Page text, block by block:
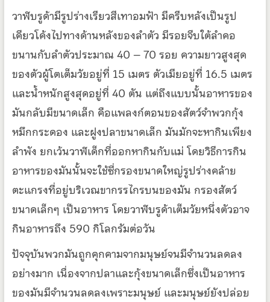
วาฬบรูด้ามีรูปร่างเรียวสีเทาอมฟ้า มีครีบหลังเป็นรูป
เคียวโค้งไปทางด้านหลังของลำตัว มีรอยจีบใต้ลำคอ
ขนานกับลำตัวประมาณ 40 – 70 รอย ความยาวสูงสุด
ของตัวผู้โตเต็มวัยอยู่ที่ 15 เมตร ตัวเมียอยู่ที่ 16.5 เมตร
และน้ำหนักสูงสุดอยู่ที่ 40 ตัน แต่ถึงแบบนั้นอาหารของ
มันกลับมีขนาดเล็ก คือแพลงก์ตอนของสัตว์จำพวกกุ้ง
หมึกกระดอง และฝูงปลาขนาดเล็ก มันมักจะหากินเพียง
ลำพัง ยกเว้นวาฬเด็กที่ออกหากินกับแม่ โดยวิธีการกิน
อาหารของมันนั้นจะใช้ซี่กรองขนาดใหญ่รูปร่างคล้าย
ตะแกรงที่อยู่บริเวณขากรรไกรบนของมัน กรองสัตว์
ขนาดเล็กๆ เป็นอาหาร โดยวาฬบรูด้าเต็มวัยหนึ่งตัวอาจ
กินอาหารถึง 590 กิโลกรัมต่อวัน
ปัจจุบันพวกมันถูกคุกคามจากมนุษย์จนมีจำนวนลดลง
อย่างมาก เนื่องจากปลาและกุ้งขนาดเล็กซึ่งเป็นอาหาร
ของมันมีจำนวนลดลงเพราะมนุษย์ และมนุษย์ยังปล่อย